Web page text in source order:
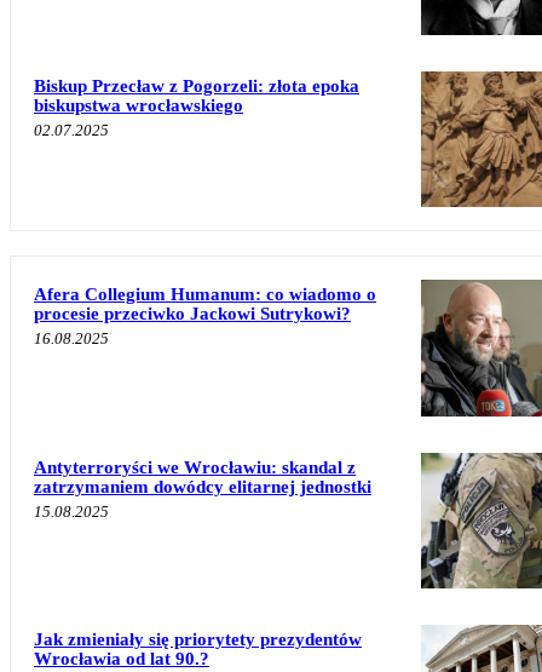
Biskup Przecław z Pogorzeli: złota epoka
biskupstwa wrocławskiego
02.07.2025
Afera Collegium Humanum: co wiadomo o
procesie przeciwko Jackowi Sutrykowi?
16.08.2025
Antyterroryści we Wrocławiu: skandal z
zatrzymaniem dowódcy elitarnej jednostki
15.08.2025
Jak zmieniały się priorytety prezydentów
Wrocławia od lat 90.?